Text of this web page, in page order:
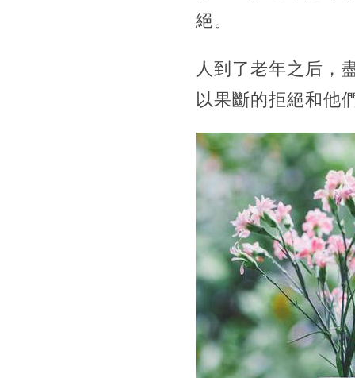
絕。
人到了老年之后，
以果斷的拒絕和他